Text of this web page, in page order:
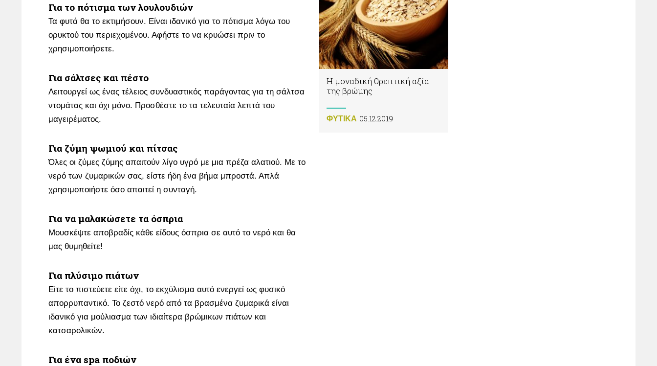
Για το πότισμα των λουλουδιών
Τα φυτά θα το εκτιμήσουν. Είναι ιδανικό για το πότισμα λόγω του
ορυκτού του περιεχομένου. Αφήστε το να κρυώσει πριν το
χρησιμοποιήσετε.
Για σάλτσες και πέστο
Λειτουργεί ως ένας τέλειος συνδυαστικός παράγοντας για τη σάλτσα
ντομάτας και όχι μόνο. Προσθέστε το τα τελευταία λεπτά του
μαγειρέματος.
Για ζύμη ψωμιού και πίτσας
Όλες οι ζύμες ζύμης απαιτούν λίγο υγρό με μια πρέζα αλατιού. Με το
νερό των ζυμαρικών σας, είστε ήδη ένα βήμα μπροστά. Απλά
χρησιμοποιήστε όσο απαιτεί η συνταγή.
Για να μαλακώσετε τα όσπρια
Μουσκέψτε αποβραδίς κάθε είδους όσπρια σε αυτό το νερό και θα
μας θυμηθείτε!
Για πλύσιμο πιάτων
Είτε το πιστεύετε είτε όχι, το εκχύλισμα αυτό ενεργεί ως φυσικό
απορρυπαντικό. Το ζεστό νερό από τα βρασμένα ζυμαρικά είναι
ιδανικό για μούλιασμα των ιδιαίτερα βρώμικων πιάτων και
κατσαρολικών.
Για ένα spa ποδιών
Η μοναδική θρεπτική αξία
της βρώμης
ΦΥΤΙΚA 05.12.2019